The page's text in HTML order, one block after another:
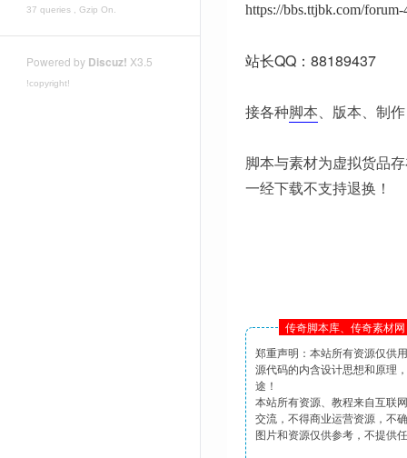
37 queries , Gzip On.
Powered by Discuz! X3.5
!copyright!
https://bbs.ttjbk.com/
站长QQ：88189437
接各种脚本、版本、制
脚本与素材为虚拟货品
一经下载不支持退换！
传奇脚本库、传奇素材
郑重声明：本站所有资源仅供
源代码的内含设计思想和原理
途！
本站所有资源、教程来自互联
交流，不得商业运营资源，不
图片和资源仅供参考，不提供